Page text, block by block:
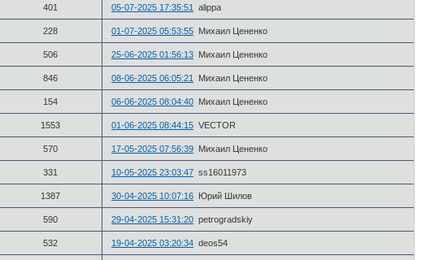
401 05-07-2025 17:35:51 alippa
228 01-07-2025 05:53:55 Михаил Цененко
506 25-06-2025 01:56:13 Михаил Цененко
846 08-06-2025 06:05:21 Михаил Цененко
154 06-06-2025 08:04:40 Михаил Цененко
1553 01-06-2025 08:44:15 VECTOR
570 17-05-2025 07:56:39 Михаил Цененко
331 10-05-2025 23:03:47 ss16011973
1387 30-04-2025 10:07:16 Юрий Шилов
590 29-04-2025 15:31:20 petrogradskiy
532 19-04-2025 03:20:34 deos54